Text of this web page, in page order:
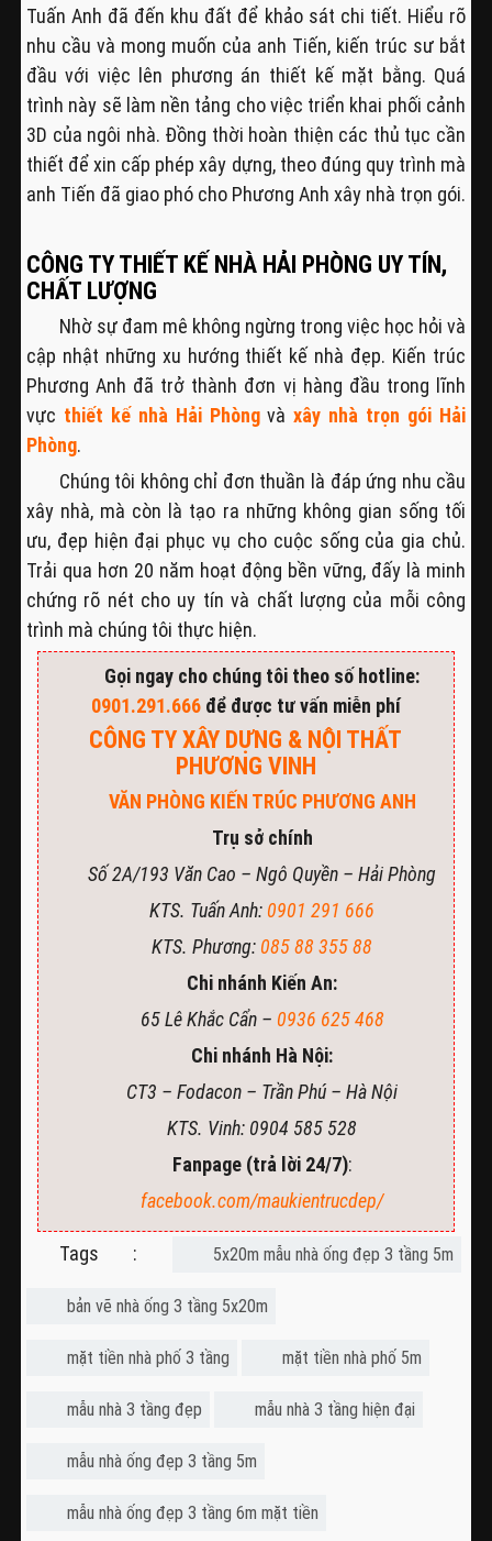
Tuấn Anh đã đến khu đất để khảo sát chi tiết. Hiểu rõ
nhu cầu và mong muốn của anh Tiến, kiến trúc sư bắt
đầu với việc lên phương án thiết kế mặt bằng. Quá
trình này sẽ làm nền tảng cho việc triển khai phối cảnh
3D của ngôi nhà. Đồng thời hoàn thiện các thủ tục cần
thiết để xin cấp phép xây dựng, theo đúng quy trình mà
anh Tiến đã giao phó cho Phương Anh xây nhà trọn gói.
CÔNG TY THIẾT KẾ NHÀ HẢI PHÒNG UY TÍN,
CHẤT LƯỢNG
Nhờ sự đam mê không ngừng trong việc học hỏi và
cập nhật những xu hướng thiết kế nhà đẹp. Kiến trúc
Phương Anh đã trở thành đơn vị hàng đầu trong lĩnh
vực thiết kế nhà Hải Phòngvàxây nhà trọn gói Hải
Phòng.
Chúng tôi không chỉ đơn thuần là đáp ứng nhu cầu
xây nhà, mà còn là tạo ra những không gian sống tối
ưu, đẹp hiện đại phục vụ cho cuộc sống của gia chủ.
Trải qua hơn 20 năm hoạt động bền vững, đấy là minh
chứng rõ nét cho uy tín và chất lượng của mỗi công
trình mà chúng tôi thực hiện.
Gọi ngay cho chúng tôi theo số hotline:
0901.291.666để được tư vấn miễn phí
CÔNG TY XÂY DỰNG & NỘI THẤT
PHƯƠNG VINH
VĂN PHÒNG KIẾN TRÚC PHƯƠNG ANH
Trụ sở chính
Số 2A/193 Văn Cao – Ngô Quyền – Hải Phòng
KTS. Tuấn Anh: 0901 291 666
KTS. Phương: 085 88 355 88
Chi nhánh Kiến An:
65 Lê Khắc Cẩn – 0936 625 468
Chi nhánh Hà Nội:
CT3 – Fodacon – Trần Phú – Hà Nội
KTS. Vinh: 0904 585 528
Fanpage (trả lời 24/7):
facebook.com/maukientrucdep/
Tags : 5x20m mẫu nhà ống đẹp 3 tầng 5m
bản vẽ nhà ống 3 tầng 5x20m
mặt tiền nhà phố 3 tầng mặt tiền nhà phố 5m
mẫu nhà 3 tầng đẹp mẫu nhà 3 tầng hiện đại
mẫu nhà ống đẹp 3 tầng 5m
mẫu nhà ống đẹp 3 tầng 6m mặt tiền